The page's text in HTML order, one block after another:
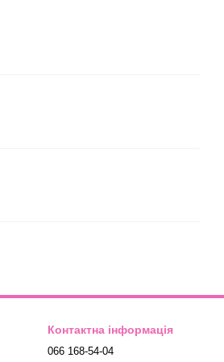
Контактна інформація
066 168-54-04